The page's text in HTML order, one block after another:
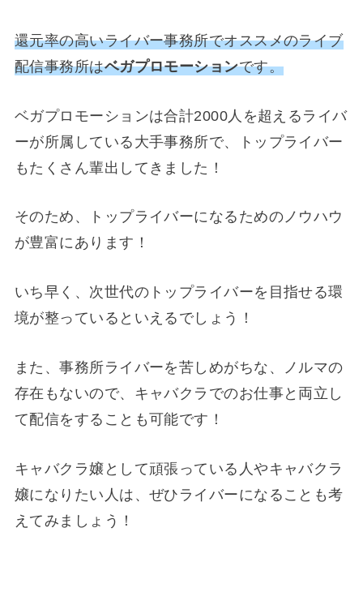
還元率の高いライバー事務所でオススメのライブ
配信事務所はベガプロモーションです。
ベガプロモーションは合計2000人を超えるライバ
ーが所属している大手事務所で、トップライバー
もたくさん輩出してきました！
そのため、トップライバーになるためのノウハウ
が豊富にあります！
いち早く、次世代のトップライバーを目指せる環
境が整っているといえるでしょう！
また、事務所ライバーを苦しめがちな、ノルマの
存在もないので、キャバクラでのお仕事と両立し
て配信をすることも可能です！
キャバクラ嬢として頑張っている人やキャバクラ
嬢になりたい人は、ぜひライバーになることも考
えてみましょう！